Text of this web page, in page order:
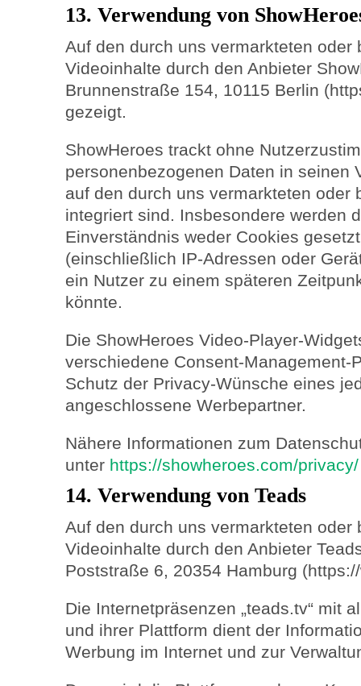
13. Verwendung von
Auf den durch uns vermarkteten oder
Videoinhalte durch den Anbieter
Brunnenstraße 154, 10115 Berlin
gezeigt.
ShowHeroes trackt ohne
personenbezogenen Daten in seinen
auf den durch uns vermarkteten oder
integriert sind. Insbesondere werden
Einverständnis weder Cookies
(einschließlich IP-Adressen oder
ein Nutzer zu einem späteren
könnte.
Die ShowHeroes Video-Player-
verschiedene Consent-Management-
Schutz der Privacy-Wünsche eines
angeschlossene Werbepartner.
Nähere Informationen zum
unter https://showheroes.com/privacy/
14. Verwendung von Teads
Auf den durch uns vermarkteten oder
Videoinhalte durch den Anbieter
Poststraße 6, 20354 Hamburg
Die Internetpräsenzen „teads.tv“ mit
und ihrer Plattform dient der
Werbung im Internet und zur